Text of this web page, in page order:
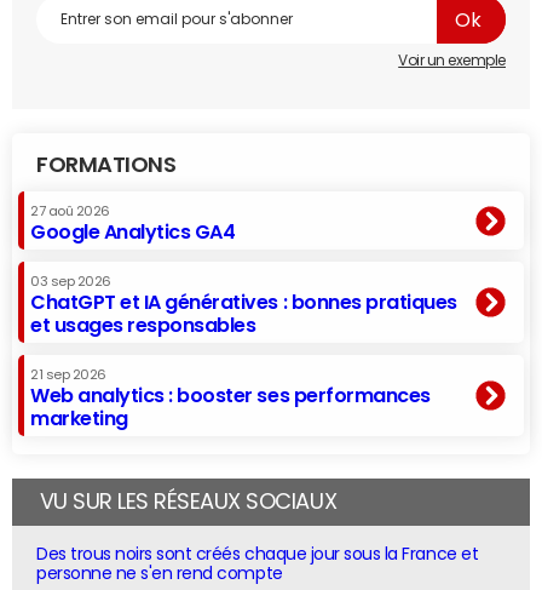
Voir un exemple
FORMATIONS
27 aoû 2026
Google Analytics GA4
03 sep 2026
ChatGPT et IA génératives : bonnes pratiques
et usages responsables
21 sep 2026
Web analytics : booster ses performances
marketing
VU SUR LES RÉSEAUX SOCIAUX
Des trous noirs sont créés chaque jour sous la France et
personne ne s'en rend compte